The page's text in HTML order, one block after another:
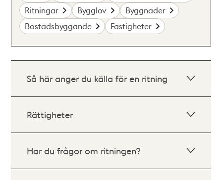
Ritningar
Bygglov
Byggnader
Bostadsbyggande
Fastigheter
Så här anger du källa för en ritning
Rättigheter
Har du frågor om ritningen?